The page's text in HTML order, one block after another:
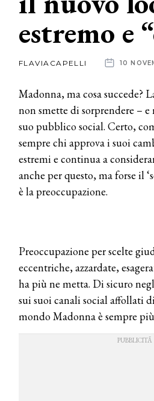
News
estremo e
FLAVIACAPELLI 10
Madonna, ma cosa succede?
non smette di sorprendere –
suo pubblico social. Certo,
sempre chi approva i suoi
estremi e continua a
anche per questo, ma forse il
è la preoccupazione.
Preoccupazione per scelte
eccentriche, azzardate,
ha più ne metta. Di sicuro
sui suoi canali social affollati
mondo Madonna è sempre